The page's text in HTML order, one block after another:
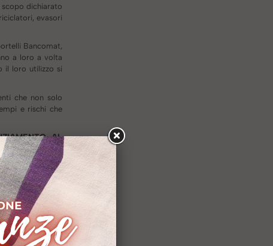
dichiarato
evasori
Bancomat,
a loro a volta
il loro utilizzo si
che non solo
e rischi che
AL
2018
illecito delle c.d.
Europea nell’
molto
le piattaforme
restrizioni o dei
anche